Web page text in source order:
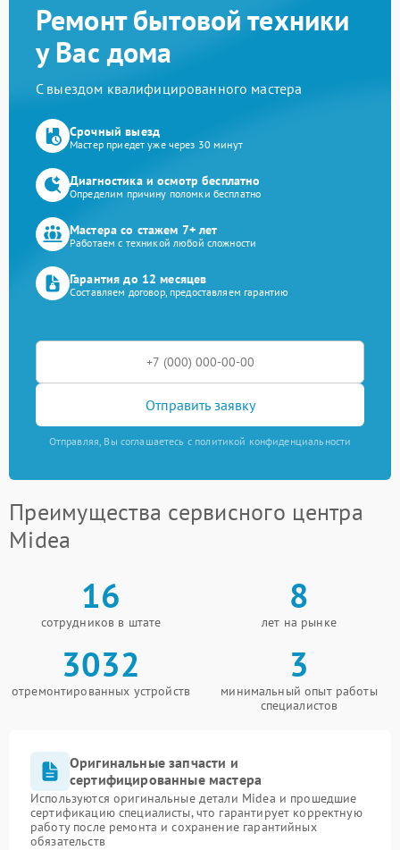
Ремонт бытовой техники
у Вас дома
С выездом квалифицированного мастера
Срочный выезд
Мастер приедет уже через 30 минут
Диагностика и осмотр бесплатно
Определим причину поломки бесплатно
Мастера со стажем 7+ лет
Работаем с техникой любой сложности
Гарантия до 12 месяцев
Составляем договор, предоставляем гарантию
Отправить заявку
Отправляя, Вы соглашаетесь с политикой конфиденциальности
Преимущества сервисного центра
Midea
16
сотрудников в штате
8
лет на рынке
3032
отремонтированных устройств
3
минимальный опыт работы
специалистов
Оригинальные запчасти и
сертифицированные мастера
Используются оригинальные детали Midea и прошедшие
сертификацию специалисты, что гарантирует корректную
работу после ремонта и сохранение гарантийных
обязательств